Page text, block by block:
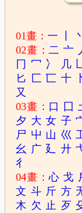
01畫：一 丶
02畫：二 亠
冂 冖 冫 几
匕 匚 匸 十
又
03畫： 口 囗
夕 大 女 子
尸 屮 山 巛
幺 广 廴 廾
彳
04畫：心 戈
文 斗 斤 方
木 欠 止 歹